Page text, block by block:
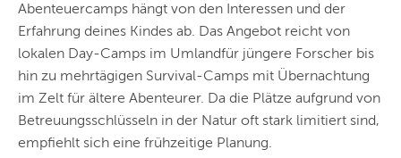
HANNOVER
LEIPZIG
DRESDEN
Abenteuercamps hängt von den Interessen und der
Erfahrung deines Kindes ab. Das Angebot reicht von
lokalen Day-Camps im Umlandfür jüngere Forscher bis
hin zu mehrtägigen Survival-Camps mit Übernachtung
im Zelt für ältere Abenteurer. Da die Plätze aufgrund von
Betreuungsschlüsseln in der Natur oft stark limitiert sind,
empfiehlt sich eine frühzeitige Planung.